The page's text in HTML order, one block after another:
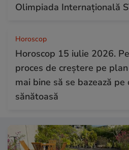
Olimpiada Internațională
Horoscop
Horoscop 15 iulie 2026.
proces de creștere pe
mai bine să se bazează
sănătoasă